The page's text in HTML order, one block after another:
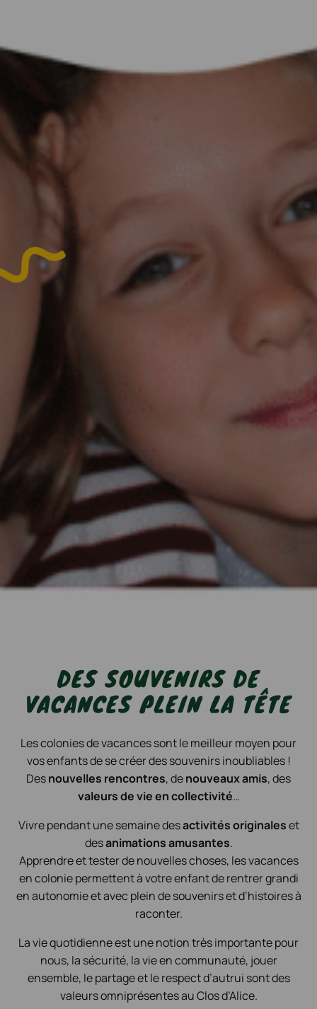
DES SOUVENIRS DE
VACANCES PLEIN LA TÊTE
Les colonies de vacances sont le meilleur moyen pour
vos enfants de se créer des souvenirs inoubliables !
Desnouvelles rencontres, denouveaux amis, des
valeurs de vie en collectivité…
Vivre pendant une semaine desactivités originaleset
desanimations amusantes.
Apprendre et tester de nouvelles choses, les vacances
en colonie permettent à votre enfant de rentrer grandi
en autonomie et avec plein de souvenirs et d’histoires à
raconter.
La vie quotidienne est une notion très importante pour
nous, la sécurité, la vie en communauté, jouer
ensemble, le partage et le respect d’autrui sont des
valeurs omniprésentes au Clos d’Alice.